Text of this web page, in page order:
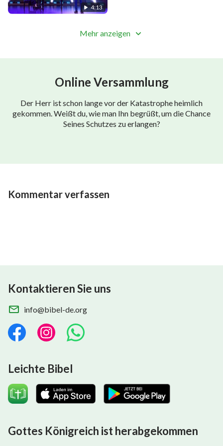
Das Wort Gottes wird zur Nahrung des Menschen
sondern von einem jeglichen Wort, das durch den
Mund Gottes geht.“
Nur das Wort Gottes kann das Leben des Menschen
versorgen
besonders im Zeitalter des Königreiches.
Solange du täglich von Seinem Wort isst und trinkst,
4:13
Mehr anzeigen
Online Versammlung
Der Herr ist schon lange vor der Katastrophe heimlich
gekommen. Weißt du, wie man Ihn begrüßt, um die Chance
Seines Schutzes zu erlangen?
Kommentar verfassen
Kontaktieren Sie uns
info@bibel-de.org
Leichte Bibel
Gottes Königreich ist herabgekommen